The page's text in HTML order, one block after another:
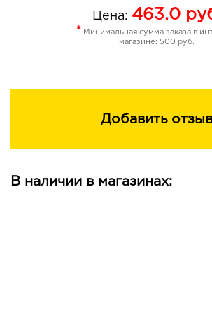
ПОСЛЕ
Цена: 463.0
* Минимальная сумма заказа в
магазине: 500 руб.
Добавить отзыв
В наличии в магазинах: